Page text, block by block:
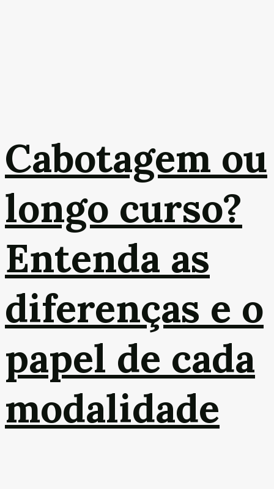
Cabotagem ou
longo curso?
Entenda as
diferenças e o
papel de cada
modalidade